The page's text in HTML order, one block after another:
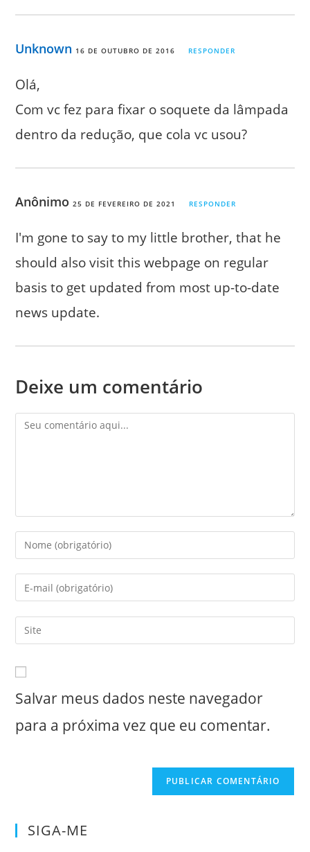
Unknown 16 DE OUTUBRO DE 2016 RESPONDER
Olá,
Com vc fez para fixar o soquete da lâmpada
dentro da redução, que cola vc usou?
Anônimo25 DE FEVEREIRO DE 2021 RESPONDER
I'm gone to say to my little brother, that he
should also visit this webpage on regular
basis to get updated from most up-to-date
news update.
Deixe um comentário
Comentário
seu
nome
ou
de
usuário
para
seu
endereço
de
mail
comentar
Digite
o
do
seu
(opcional)
Salvar meus dados neste navegador
para a próxima vez que eu comentar.
SIGA-ME